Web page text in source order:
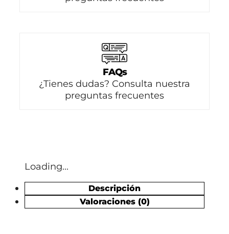
FAQs
¿Tienes dudas? Consulta nuestra
preguntas frecuentes
Loading...
Descripción
Valoraciones (0)